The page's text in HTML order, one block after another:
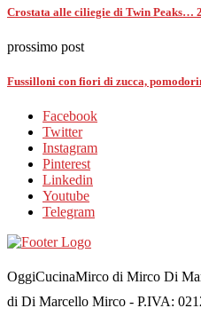
Crostata alle ciliegie di Twin Peaks…
prossimo post
Fussilloni con fiori di zucca,
Facebook
Twitter
Instagram
Pinterest
Linkedin
Youtube
Telegram
OggiCucinaMirco di Mirco Di
di Di Marcello Mirco - P.IVA: